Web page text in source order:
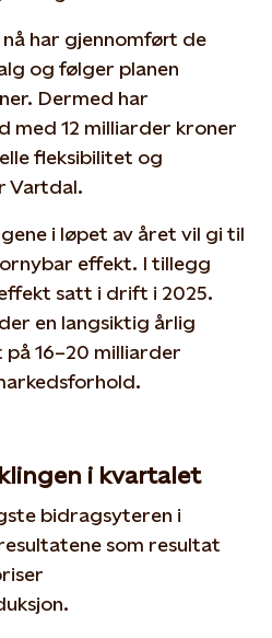
har gjennomført de
ogfølger planen
r. Dermed har
med 12 milliarder kroner
fleksibilitet og
Vartdal.
ne i løpet av åretvil gi til
effekt. I tillegg
satt i drift i 2025.
en langsiktig årlig
16–20 milliarder
i kvartalet
bidragsyteren i
som resultat